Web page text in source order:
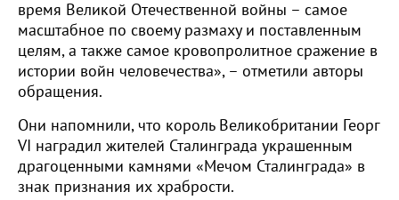
время Великой Отечественной войны – самое
масштабное по своему размаху и поставленным
целям, а также самое кровопролитное сражение в
истории войн человечества», – отметили авторы
обращения.
Они напомнили, что король Великобритании Георг
VI наградил жителей Сталинграда украшенным
драгоценными камнями «Мечом Сталинграда» в
знак признания их храбрости.